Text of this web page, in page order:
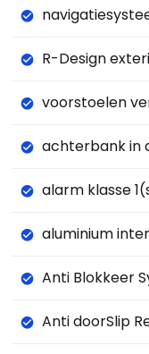
R-Design
voorstoelen
achterbank in
alarm klasse
aluminium
Anti Blokkeer
Anti doorSlip